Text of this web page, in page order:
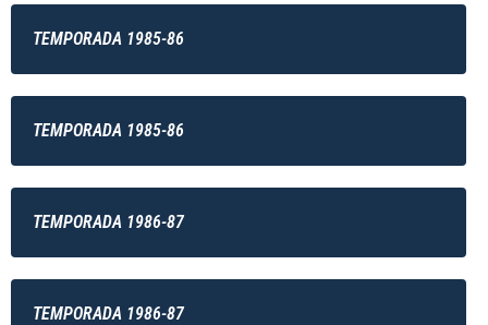
TEMPORADA 1985-86
TEMPORADA 1985-86
TEMPORADA 1986-87
TEMPORADA 1986-87